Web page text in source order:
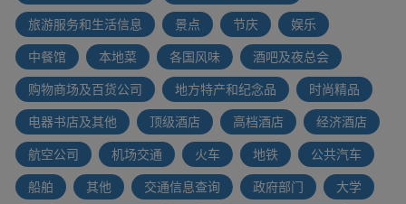
旅游服务和生活信息 景点 节庆 娱乐
中餐馆 本地菜 各国风味 酒吧及夜总会
购物商场及百货公司 地方特产和纪念品 时尚精品
电器书店及其他 顶级酒店 高档酒店 经济酒店
航空公司 机场交通 火车 地铁 公共汽车
船舶 其他 交通信息查询 政府部门 大学